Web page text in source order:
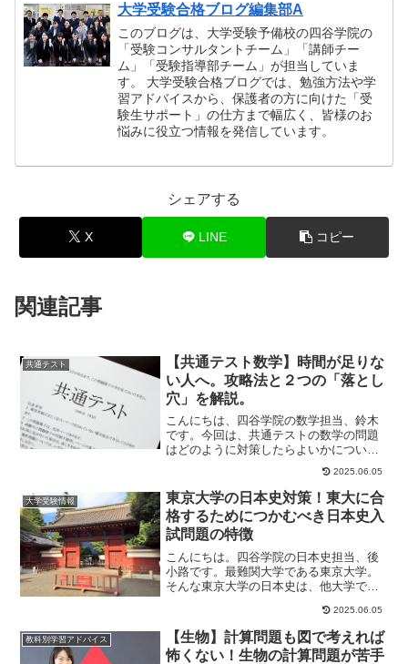
大学受験合格ブログ編集部A
このブログは、大学受験予備校の四谷学院の
「受験コンサルタントチーム」「講師チー
ム」「受験指導部チーム」が担当していま
す。 大学受験合格ブログでは、勉強方法や学
習アドバイスから、保護者の方に向けた「受
験生サポート」の仕方まで幅広く、皆様のお
悩みに役立つ情報を発信しています。
シェアする
X LINE コピー
関連記事
共通テスト
【共通テスト数学】時間が足りな
い人へ。攻略法と２つの「落とし
穴」を解説。
こんにちは、四谷学院の数学担当、鈴木
です。今回は、共通テストの数学の問題
はどのように対策したらよいかについ
て、2023年度共通テストで出題されたバ
2025.06.05
大学受験情報
東京大学の日本史対策！東大に合
格するためにつかむべき日本史入
試問題の特徴
こんにちは。四谷学院の日本史担当、後
小路です。最難関大学である東京大学。
そんな東京大学の日本史は、他大学では
2025.06.05
教科別学習アドバイス
【生物】計算問題も図で考えれば
怖くない！生物の計算問題が苦手